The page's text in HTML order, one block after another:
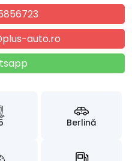
auto.ro
Berlină